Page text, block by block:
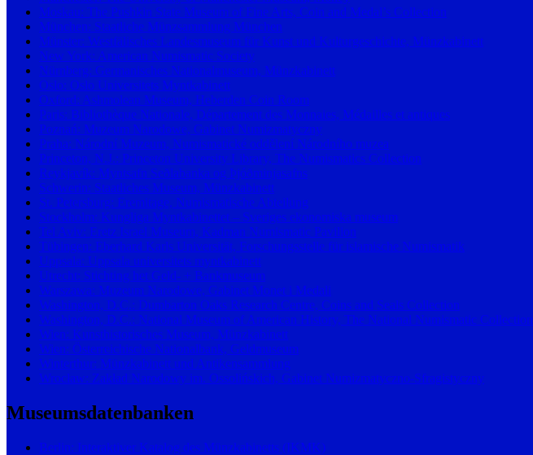
Moskau: The Pushkin State Museum of Fine Arts, Coin and Medal’s Collection
München: Staatliche Münzsammlung München
Münster: Westfälisches Landesmuseum für Kunst und Kulturgeschichte, Münzkabinett
New York: American Numismatic Society
Nürnberg: Germanisches Nationalmuseum, Münzkabinett
Oslo: Oslo Universitets Myntkabinett
Oxford: Ashmolean Museum, Heberden Coin Room
Paris: Bibliothèque Nationale, Département des Monnaies, Médailles et antiques
Poznań: Muzeum Narodowe, Gabinet Numizmatyczny
Praha: Národní Muzeum, Numismatické oddělení Národního muzea
Princeton, N.J.: Princeton University Library, The Numismatics Collection
Reykjavík: Myntsafn Seðlabanka og Þjóðminjasafns
Schwerin: Staatliches Museum, Münzkabinett
St. Petersburg: Eremitage, Numismatische Abteilung
Stockholm: Kungliga Myntkabinettet – Sveriges ekonomiska museum
Tel Aviv: Eretz Israel Museum, Kadman Numismatic Pavilion
Tübingen: Eberhard Karls Universität, Forschungsstelle für islamische Numismatik
Uppsala: Uppsala universitets myntkabinett
Utrecht: Stichting het Geld- + Bankmuseum
Warszawa: Muzeum Narodowe, Gabinet Monet i Medali
Washington, D.C.: Dumbarton Oaks Research Centre, Coins and Seals Collection
Washington, D.C.: National Museum of American History, The National Numismatic Collection
Wien: Kunsthistorisches Museum, Münzkabinett
Wien: Österreichische Nationalbank, Geldmuseum
Winterthur: Münzkabinett und Antikensammlung
Wrocław: Zakład Narodowy im. Ossolińskich, Gabinet Numizmatyczno-Sfragistyczny
Museumsdatenbanken
Berlin: Interaktiver Katalog des Münzkabinetts (IKMK)